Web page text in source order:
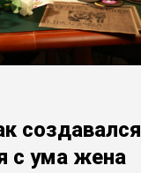
создавался
с ума жена